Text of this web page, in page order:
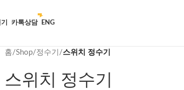
카톡상담 ENG
홈/Shop/정수기 /스위치 정수기
스위치 정수기